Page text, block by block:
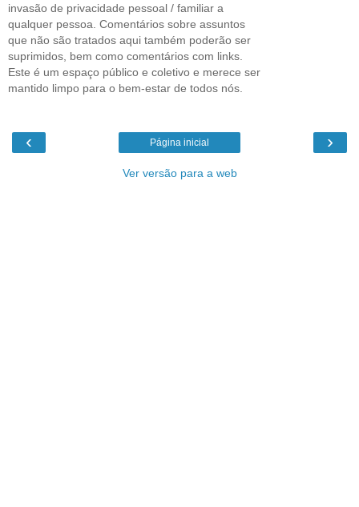
invasão de privacidade pessoal / familiar a
qualquer pessoa. Comentários sobre assuntos
que não são tratados aqui também poderão ser
suprimidos, bem como comentários com links.
Este é um espaço público e coletivo e merece ser
mantido limpo para o bem-estar de todos nós.
‹ ›
Página inicial
Ver versão para a web